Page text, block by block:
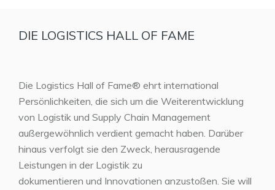
DIE LOGISTICS HALL OF FAME
Die Logistics Hall of Fame® ehrt international
Persönlichkeiten, die sich um die Weiterentwicklung
von Logistik und Supply Chain Management
außergewöhnlich verdient gemacht haben. Darüber
hinaus verfolgt sie den Zweck, herausragende
Leistungen in der Logistik zu
dokumentieren und Innovationen anzustoßen. Sie will